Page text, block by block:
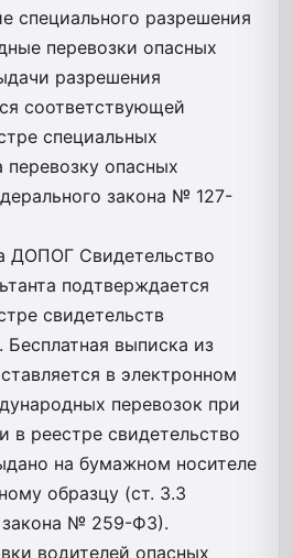
специального разрешения
перевозки опасных
разрешения
соответствующей
специальных
перевозку опасных
закона № 127-
ДОПОГ Свидетельство
подтверждается
свидетельств
Бесплатная выписка из
в электронном
перевозок при
в реестре свидетельство
на бумажном носителе
образцу (ст. 3.3
закона № 259-ФЗ).
водителей опасных